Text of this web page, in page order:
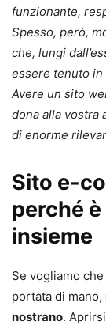
funzionante,
Spesso, però,
che, lungi
essere tenuto in
Avere un sito
dona alla vostra
di enorme
Sito e-
perché
insieme
Se vogliamo
portata di mano,
nostrano.